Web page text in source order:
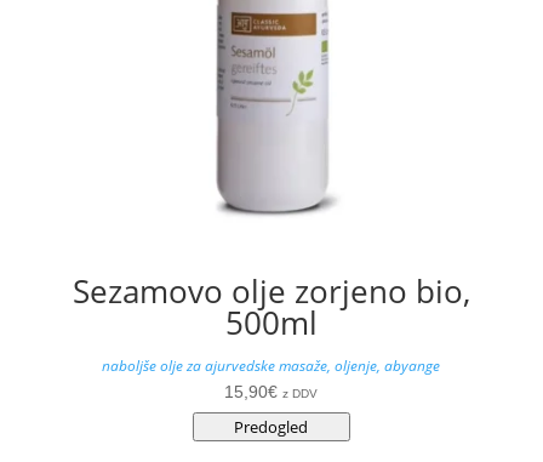
Sezamovo olje zorjeno bio,
500ml
naboljše olje za ajurvedske masaže, oljenje, abyange
15,90€ z DDV
Predogled